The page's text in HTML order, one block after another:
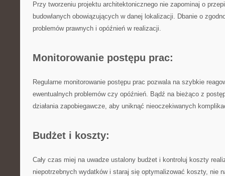
Przy tworzeniu projektu ‍architektonicznego nie zapominaj o
budowlanych obowiązujących ​w danej lokalizacji. Dbanie​ o
problemów prawnych i opóźnień w realizacji.
Monitorowanie postępu prac:
Regularne monitorowanie postępu prac pozwala na szybkie
ewentualnych problemów czy opóźnień. Bądź na bieżąco z
działania zapobiegawcze, aby⁢ uniknąć nieoczekiwanych⁢
Budżet i koszty:
Cały czas⁣ miej na uwadze ustalony budżet i kontroluj koszty
niepotrzebnych wydatków i staraj się optymalizować koszty,⁣ nie